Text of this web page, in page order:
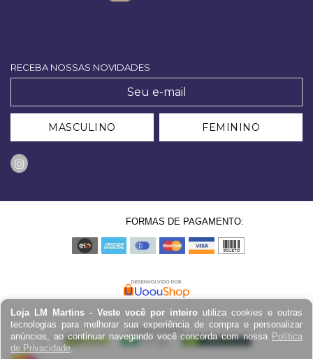
Loja LM Martins - Veste você por inteiro utiliza cookies e outras
tecnologias para melhorar sua experiência de compra e personalizar
anúncios, ao continuar navegando você concorda com nossa Política
de Privacidade.
RECEBA NOSSAS NOVIDADES
MASCULINO FEMININO
FORMAS DE PAGAMENTO: